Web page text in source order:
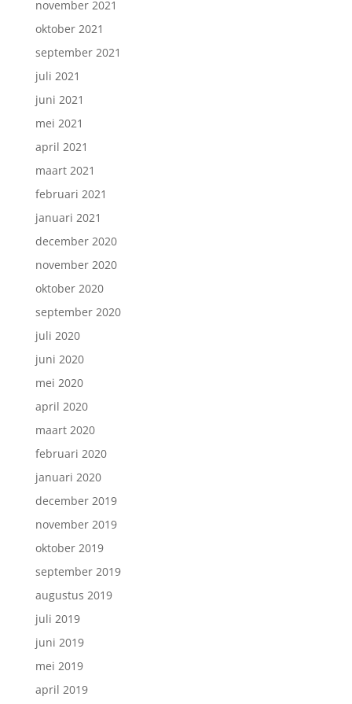
november 2021
oktober 2021
september 2021
juli 2021
juni 2021
mei 2021
april 2021
maart 2021
februari 2021
januari 2021
december 2020
november 2020
oktober 2020
september 2020
juli 2020
juni 2020
mei 2020
april 2020
maart 2020
februari 2020
januari 2020
december 2019
november 2019
oktober 2019
september 2019
augustus 2019
juli 2019
juni 2019
mei 2019
april 2019